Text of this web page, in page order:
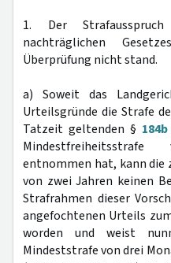
1. Der
nachträglichen
Überprüfung nicht stand.
a) Soweit das
Urteilsgründe die Strafe
Tatzeit geltenden § 184b
entnommen hat, kann die
von zwei Jahren keinen
Strafrahmen dieser
angefochtenen Urteils
worden und weist
Mindeststrafe von drei